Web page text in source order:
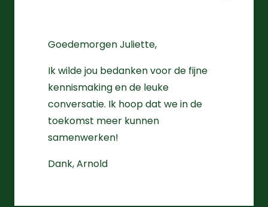
Goedemorgen Juliette,
Ik wilde jou bedanken voor de fijne
kennismaking en de leuke
conversatie. Ik hoop dat we in de
toekomst meer kunnen
samenwerken!
Dank, Arnold